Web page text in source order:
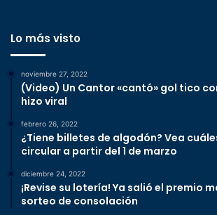
Lo más visto
noviembre 27, 2022
(Video) Un Cantor «cantó» gol tico
hizo viral
febrero 26, 2022
¿Tiene billetes de algodón? Vea
circular a partir del 1 de marzo
diciembre 24, 2022
¡Revise su lotería! Ya salió el premio
sorteo de consolación